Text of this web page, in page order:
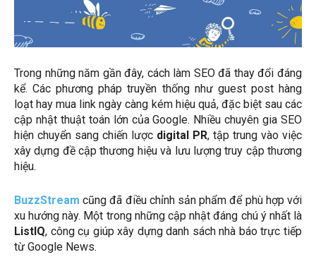
Trong những năm gần đây, cách làm SEO đã thay đổi đáng
kể. Các phương pháp truyền thống như guest post hàng
loạt hay mua link ngày càng kém hiệu quả, đặc biệt sau các
cập nhật thuật toán lớn của Google. Nhiều chuyên gia SEO
hiện chuyển sang chiến lược digital PR, tập trung vào việc
xây dựng đề cập thương hiệu và lưu lượng truy cập thương
hiệu.
BuzzStream cũng đã điều chỉnh sản phẩm để phù hợp với
xu hướng này. Một trong những cập nhật đáng chú ý nhất là
ListIQ, công cụ giúp xây dựng danh sách nhà báo trực tiếp
từ Google News.